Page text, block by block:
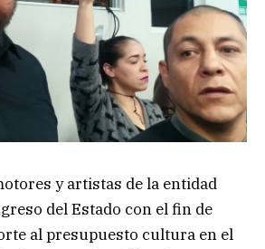
y artistas de la entidad
del Estado con el fin de
al presupuesto cultura en el